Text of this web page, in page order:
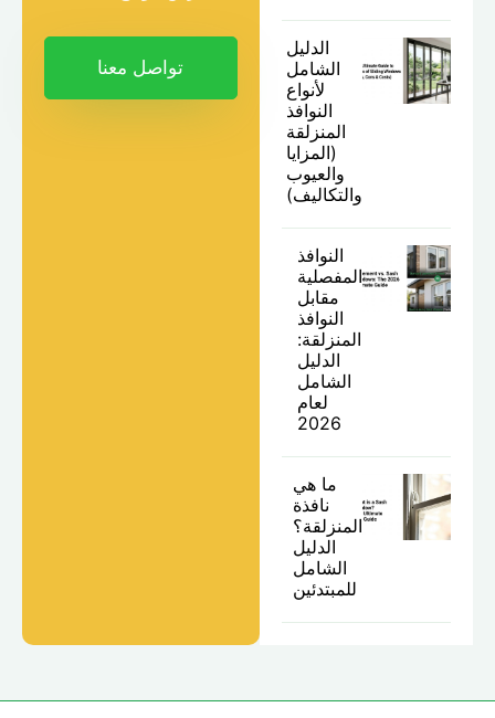
الدليل
الشامل
لأنواع
النوافذ
المنزلقة
(المزايا
والعيوب
والتكاليف)
النوافذ
المفصلية
مقابل
النوافذ
المنزلقة:
الدليل
الشامل
لعام
2026
ما هي
نافذة
المنزلقة؟
الدليل
الشامل
للمبتدئين
تواصل معنا